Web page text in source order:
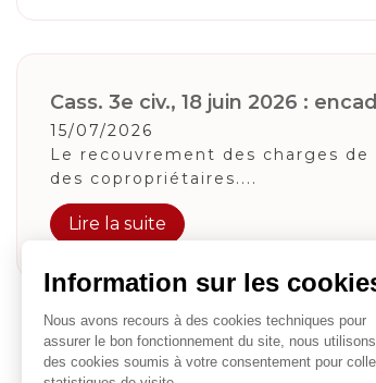
Cass. 3e civ., 18 juin 2026 :
15/07/2026
Le recouvrement des charges
des copropriétaires....
Lire la suite